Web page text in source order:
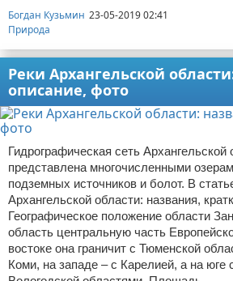
Разное
Богдан Кузьмин 23-05-2019 02:41
Природа
Реки Архангельской
описание, фото
Гидрографическая сеть Архангельской
представлена многочисленными
подземных источников и болот. В
Архангельской области: названия,
Географическое положение области
область центральную часть
востоке она граничит с Тюменской
Коми, на западе – с Карелией, а на юге